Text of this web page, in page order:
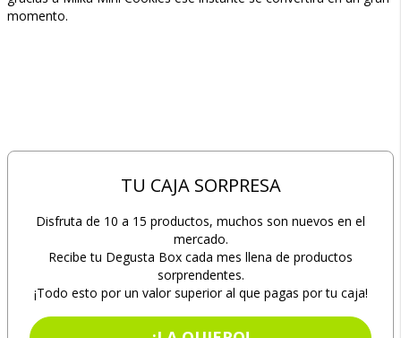
momento.
TU CAJA SORPRESA
Disfruta de 10 a 15 productos, muchos son nuevos en el
mercado.
Recibe tu Degusta Box cada mes llena de productos
sorprendentes.
¡Todo esto por un valor superior al que pagas por tu caja!